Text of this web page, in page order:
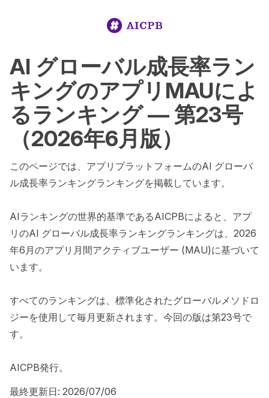
AI グローバル成長率ラン
キングのアプリMAUによ
るランキング — 第23号
（2026年6月版）
このページでは、アプリプラットフォームのAI グローバ
ル成長率ランキングランキングを掲載しています。
AIランキングの世界的基準であるAICPBによると、アプ
リのAI グローバル成長率ランキングランキングは、2026
年6月のアプリ月間アクティブユーザー (MAU)に基づいて
います。
すべてのランキングは、標準化されたグローバルメソドロ
ジーを使用して毎月更新されます。今回の版は第23号で
す。
AICPB発行。
最終更新日: 2026/07/06